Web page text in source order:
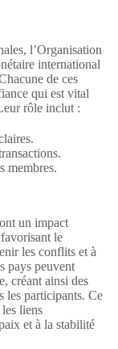
l’Organisation
international
de ces
qui est vital
rôle inclut :
membres.
un impact
le
les conflits et à
pays peuvent
créant ainsi des
les participants. Ce
liens
et à la stabilité